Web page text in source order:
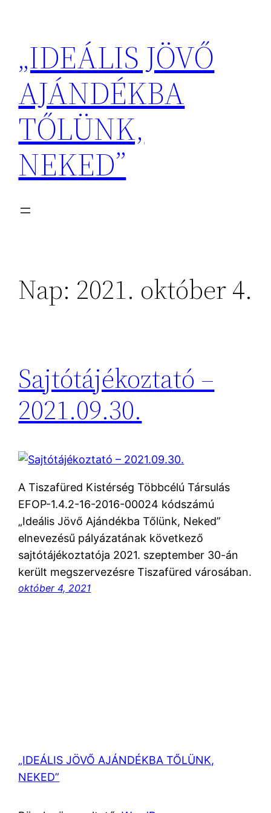
tartalomhoz
„IDEÁLIS JÖVŐ
AJÁNDÉKBA
TŐLÜNK,
NEKED”
Nap: 2021. október 4.
Sajtótájékoztató –
2021.09.30.
A Tiszafüred Kistérség Többcélú Társulás
EFOP-1.4.2-16-2016-00024 kódszámú
„Ideális Jövő Ajándékba Tőlünk, Neked”
elnevezésű pályázatának következő
sajtótájékoztatója 2021. szeptember 30-án
került megszervezésre Tiszafüred városában.
október 4, 2021
„IDEÁLIS JÖVŐ AJÁNDÉKBA TŐLÜNK,
NEKED”